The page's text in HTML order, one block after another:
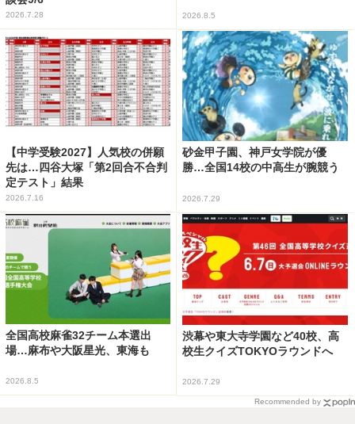
2026.7.28 2026.8.5
【中学受験2027】人気校の併願
先は…四谷大塚「第2回合不合判
定テスト」結果
2026.7.16
砂金甲子園、神戸女学院が優
勝…全国14校の中高生が腕競う
2026.7.29
全国高校麻雀32チーム本選出
場…麻布や大阪星光、東海も
2026.8.5
渋幕や東大寺学園など40校、高
校生クイズTOKYOラウンドへ
2026.7.29
Recommended by